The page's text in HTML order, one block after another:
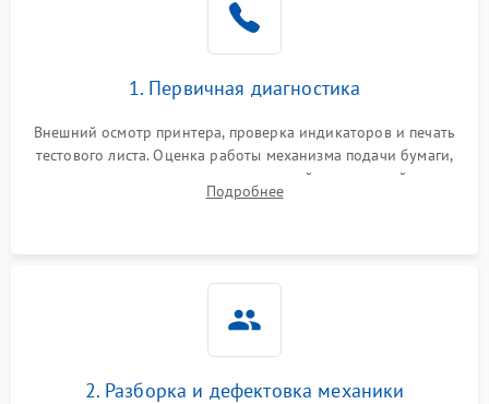
1. Первичная диагностика
Внешний осмотр принтера, проверка индикаторов и печать
тестового листа. Оценка работы механизма подачи бумаги,
выявление посторонних шумов, замятий и первичный анализ
дефектов печати (полосы, фон, пробелы).
Подробнее
2. Разборка и дефектовка механики